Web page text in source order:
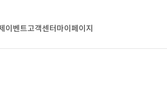
이벤트고객센터마이페이지